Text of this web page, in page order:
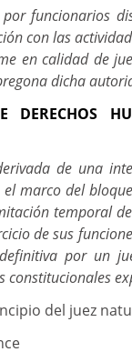
funcionarios
con las
en calidad de
dicha
DERECHOS
de una
marco del
temporal
de sus
por un
constitucionales
del juez